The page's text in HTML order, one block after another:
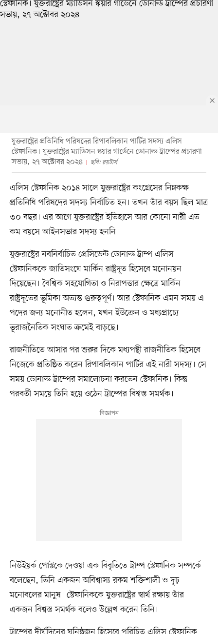
যুক্তরাষ্ট্রের প্রতিনিধি পরিষদের রিপাবলিকান পার্টির সদস্য এলিস
স্টেফানিক। যুক্তরাষ্ট্রের ম্যাডিসন স্কয়ার গার্ডেনে ডোনাল্ড ট্রাম্পের প্রচারণা
সভায়, ২৭ অক্টোবর ২০২৪
ছবি: রয়টার্স
এলিস স্টেফানিক ২০১৪ সালে যুক্তরাষ্ট্রের কংগ্রেসের নিম্নকক্ষ
প্রতিনিধি পরিষদের সদস্য নির্বাচিত হন। তখন তাঁর বয়স ছিল মাত্র
৩০ বছর। এর আগে যুক্তরাষ্ট্রের ইতিহাসে আর কোনো নারী এত
কম বয়সে আইনসভার সদস্য হননি।
যুক্তরাষ্ট্রের নবনির্বাচিত প্রেসিডেন্ট ডোনাল্ড ট্রাম্প এলিস
স্টেফানিককে জাতিসংঘে মার্কিন রাষ্ট্রদূত হিসেবে মনোনয়ন
দিয়েছেন। বৈশ্বিক সহযোগিতা ও নিরাপত্তার ক্ষেত্রে মার্কিন
রাষ্ট্রদূতের ভূমিকা অত্যন্ত গুরুত্বপূর্ণ। আর স্টেফানিক এমন সময় এ
পদের জন্য মনোনীত হলেন, যখন ইউক্রেন ও মধ্যপ্রাচ্যে
ভূরাজনৈতিক সংঘাত ক্রমেই বাড়ছে।
রাজনীতিতে আসার পর শুরুর দিকে মধ্যপন্থী রাজনীতিক হিসেবে
নিজেকে প্রতিষ্ঠিত করেন রিপাবলিকান পার্টির এই নারী সদস্য। সে
সময় ডোনাল্ড ট্রাম্পের সমালোচনা করতেন স্টেফানিক। কিন্তু
পরবর্তী সময়ে তিনি হয়ে ওঠেন ট্রাম্পের বিশ্বস্ত সমর্থক।
নিউইয়র্ক পোস্টকে দেওয়া এক বিবৃতিতে ট্রাম্প স্টেফানিক সম্পর্কে
বলেছেন, তিনি একজন অবিশ্বাস্য রকম শক্তিশালী ও দৃঢ়
মনোবলের মানুষ। স্টেফানিককে যুক্তরাষ্ট্রের স্বার্থ রক্ষায় তাঁর
একজন বিশ্বস্ত সমর্থক বলেও উল্লেখ করেন তিনি।